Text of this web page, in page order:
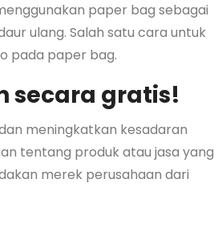
paper bag sebagai
ulang. Salah satu cara untuk
pada paper bag.
secara gratis!
meningkatkan kesadaran
tentang produk atau jasa yang
merek perusahaan dari